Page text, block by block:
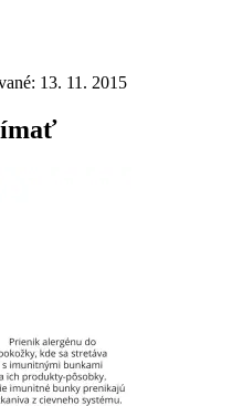
13. 11. 2015